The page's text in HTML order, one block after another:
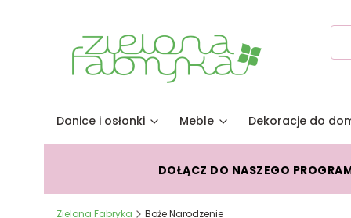
Donice i osłonki Meble Dekoracje do
DOŁĄCZ DO NASZEGO
Zielona Fabryka Boże Narodzenie